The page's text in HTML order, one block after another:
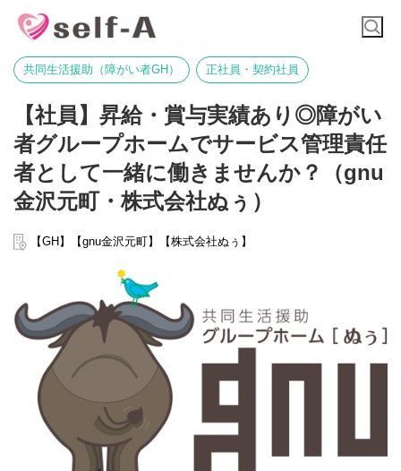
共同生活援助（障がい者GH） 正社員・契約社員
【社員】昇給・賞与実績あり◎障がい
者グループホームでサービス管理責任
者として一緒に働きませんか？（gnu
金沢元町・株式会社ぬぅ）
【GH】【gnu金沢元町】【株式会社ぬぅ】